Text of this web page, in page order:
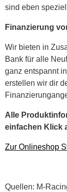
sind eben
Finanzierung
Wir bieten in
Bank für alle
ganz entspannt
erstellen wir dir
Alle
einfachen Klick
Zur Onlineshop
Quellen: M-